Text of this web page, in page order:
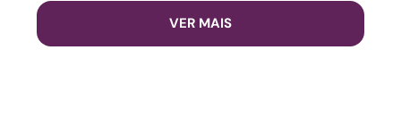
VER MAIS